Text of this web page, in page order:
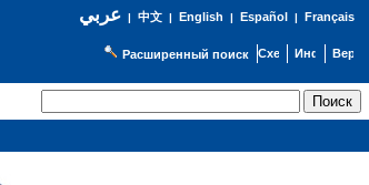
عربي| 中文| English | Español | Français
Расширенный поиск